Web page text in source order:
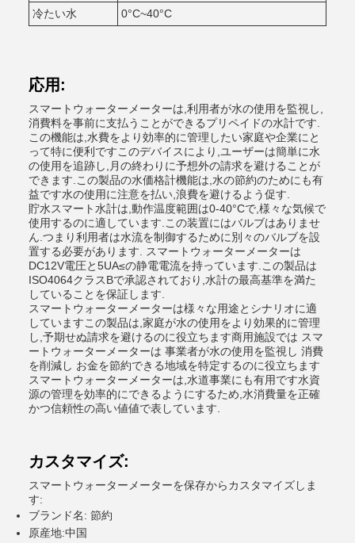
冷たい水 0°C~40°C
応用:
スマートウォーターメーターは,利用者が水の使用を監視し,
消費料を事前に支払うことができるプリペイドの水計です.
この機能は,水費をより効率的に管理したい家庭や企業にと
って特に便利ですこのデバイスにより,ユーザーは簡単に水
の使用を追跡し,月の終わりに予想外の請求を避けることが
できます.この製品の水価格計機能は,水の節約のためにも有
益です水の使用に注意を払い,浪費を避けるよう促す.
貯水スマート水計は,動作温度範囲は0-40°Cで,様々な気候で
使用するのに適しています.この装置にはバルブはありませ
ん.つまり利用者は水流を制御するために別々のバルブを設
置する必要があります. スマートウォーターメーターは
DC12V電圧と5UA≤の静電電流を持っています.この製品は
ISO4064クラスBで承認されており,水計の最高基準を満た
していることを保証します.
スマートウォーターメーターは様々な用途とシナリオに適
していますこの製品は,家庭が水の使用をより効果的に管理
し,予期せぬ請求を避けるのに役立ちます商用施設では スマ
ートウォーターメーターは 事業者が水の使用を監視し 消費
を削減し お金を節約できる地域を特定するのに役立ちます
スマートウォーターメーターは,水道事業にも有用です水資
源の管理を効率的にできるようにするため,水消費量を正確
かつ信頼性の高い値値で表しています.
カスタマイズ:
スマートウォーターメーターを保存からカスタマイズしま
す:
ブランド名: 節約
原産地:中国